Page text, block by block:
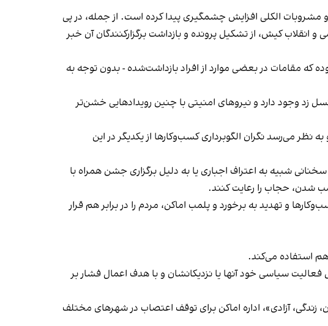
الکلی افزایش چشمگیری پیدا کرده است. از جمله، در پی
انقلاب کیش، از تشکیل پرونده و بازداشت برگزارکنندگان آن خبر
که مقامات در بعضی موارد از افراد بازداشت‌‌شده - بدون توجه به
وجود دارد و نیروهای امنیتی با چنین رویدادهایی خشن‌تر
می‌رسد نگران الگوبرداری کسب‌وکارها از یکدیگر در این
شبیه به اعتراف اجباری یا به دلیل برگزاری جشن همراه با
شدن، حجاب را رعایت کنند.
و تهدید به برخورد و پلمب اماکن، مردم را در برابر هم قرار
استفاده می‌کند.
سیاسی خود آنها یا نزدیکانشان و با هدف اعمال فشار بر
با اعتراضات سراسری در خیزش «زن، زندگی، آزادی»، اداره اماکن برای توقف اعتصاب در شهرهای مختلف